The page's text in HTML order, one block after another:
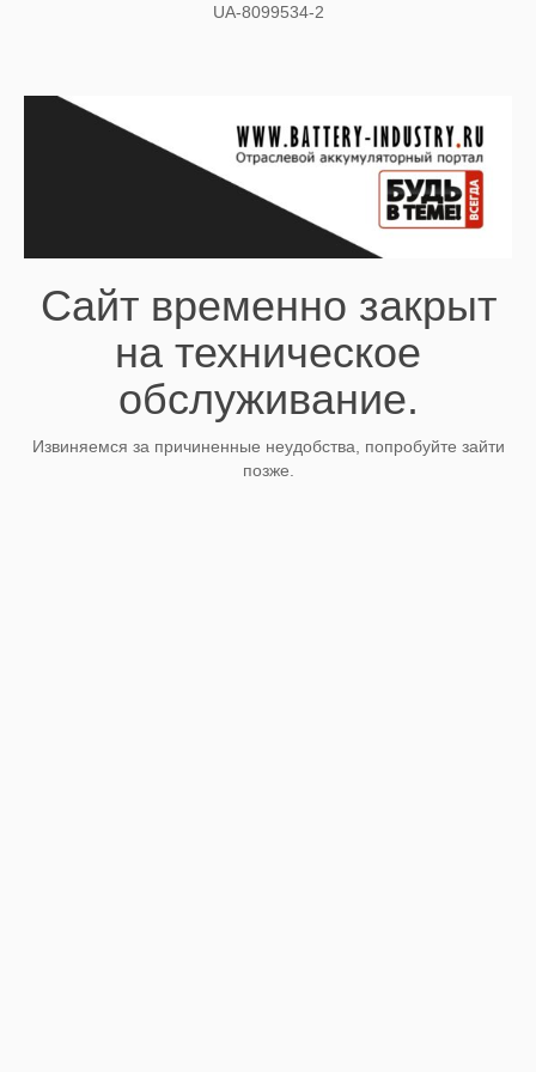
UA-8099534-2
Сайт временно закрыт
на техническое
обслуживание.
Извиняемся за причиненные неудобства, попробуйте зайти
позже.